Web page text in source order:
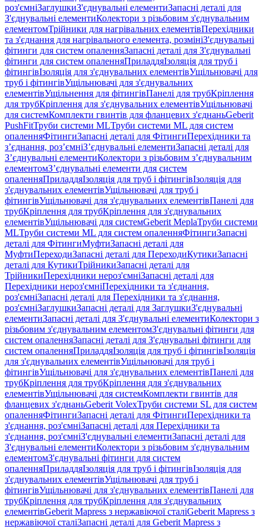
роз'ємніЗаглушкиЗ'єднувальні елементиЗапасні деталі для
З'єднувальні елементиКолектори з різьбовим з'єднувальним
елементомТрійники для нагрівальних елементівПерехідники
та з'єднання для нагрівального елемента, розмініЗ'єднувальні
фітинги для систем опаленняЗапасні деталі для З'єднувальні
фітинги для систем опаленняПриладдяІзоляція для труб і
фітингівІзоляція для з'єднувальних елементівУщільнювачі для
труб і фітингівУщільнювачі для з'єднувальних
елементівУщільнення для фітингівПанелі для трубКріплення
для трубКріплення для з'єднувальних елементівУщільнювачі
для системКомплекти гвинтів для фланцевих з'єднаньGeberit
PushFitТруби системи MLТруби системи ML для систем
опаленняФітингиЗапасні деталі для ФітингиПерехідники та
з’єднання, роз’ємніЗ’єднувальні елементиЗапасні деталі для
З’єднувальні елементиКолектори з різьбовим з’єднувальним
елементомЗ’єднувальні елементи для систем
опаленняПриладдяІзоляція для труб і фітингівІзоляція для
з'єднувальних елементівУщільнювачі для труб і
фітингівУщільнювачі для з'єднувальних елементівПанелі для
трубКріплення для трубКріплення для з'єднувальних
елементівУщільнювачі для системGeberit MeplaТруби системи
MLТруби системи ML для систем опаленняФітингиЗапасні
деталі для ФітингиМуфтиЗапасні деталі для
МуфтиПереходиЗапасні деталі для ПереходиКутикиЗапасні
деталі для КутикиТрійникиЗапасні деталі для
ТрійникиПерехідники нероз'ємніЗапасні деталі для
Перехідники нероз'ємніПерехідники та з'єднання,
роз'ємніЗапасні деталі для Перехідники та з'єднання,
роз'ємніЗаглушкиЗапасні деталі для ЗаглушкиЗ'єднувальні
елементиЗапасні деталі для З'єднувальні елементиКолектори з
різьбовим з'єднувальним елементомЗ'єднувальні фітинги для
систем опаленняЗапасні деталі для З'єднувальні фітинги для
систем опаленняПриладдяІзоляція для труб і фітингівІзоляція
для з'єднувальних елементівУщільнювачі для труб і
фітингівУщільнювачі для з'єднувальних елементівПанелі для
трубКріплення для трубКріплення для з'єднувальних
елементівУщільнювачі для системКомплекти гвинтів для
фланцевих з'єднаньGeberit VolexТруби системи SL для систем
опаленняФітингиЗапасні деталі для ФітингиПерехідники та
з'єднання, роз'ємніЗапасні деталі для Перехідники та
з'єднання, роз'ємніЗ'єднувальні елементиЗапасні деталі для
З'єднувальні елементиКолектори з різьбовим з'єднувальним
елементомЗ'єднувальні фітинги для систем
опаленняПриладдяІзоляція для труб і фітингівІзоляція для
з'єднувальних елементівУщільнювачі для труб і
фітингівУщільнювачі для з'єднувальних елементівПанелі для
трубКріплення для трубКріплення для з'єднувальних
елементівGeberit Mapress з нержавіючої сталіGeberit Mapress з
нержавіючої сталіЗапасні деталі для Geberit Mapress з